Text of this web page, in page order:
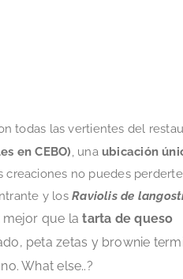
todas las vertientes del
en CEBO), una ubicación
creaciones no puedes
y losRaviolis de
mejor que latarta de queso
peta zetas y brownie
What else..?